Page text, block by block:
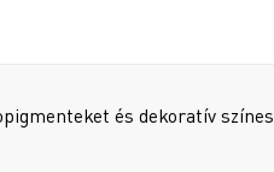
és dekoratív színes